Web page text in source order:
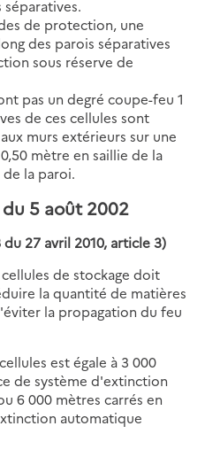
séparatives.
de protection, une
des parois séparatives
sous réserve de
pas un degré coupe-feu 1
de ces cellules sont
murs extérieurs sur une
mètre en saillie de la
la paroi.
5 août 2002
27 avril 2010, article 3)
de stockage doit
la quantité de matières
la propagation du feu
est égale à 3 000
de système d'extinction
6 000 mètres carrés en
automatique